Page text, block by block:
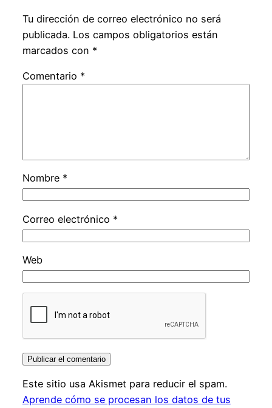
Tu dirección de correo electrónico no será
publicada. Los campos obligatorios están
marcados con *
Comentario *
Nombre *
Correo electrónico *
Web
Este sitio usa Akismet para reducir el spam.
Aprende cómo se procesan los datos de tus